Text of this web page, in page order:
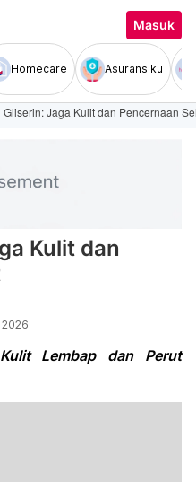
Masuk
Homecare Asuransiku
Gliserin: Jaga Kulit dan Pencernaan
Kulit dan
2026
Lembap dan Perut